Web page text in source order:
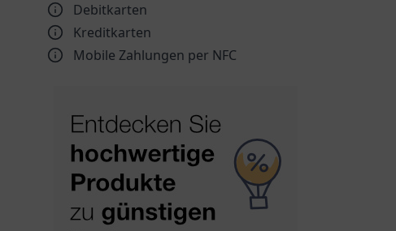
Debitkarten
Kreditkarten
Mobile Zahlungen per NFC